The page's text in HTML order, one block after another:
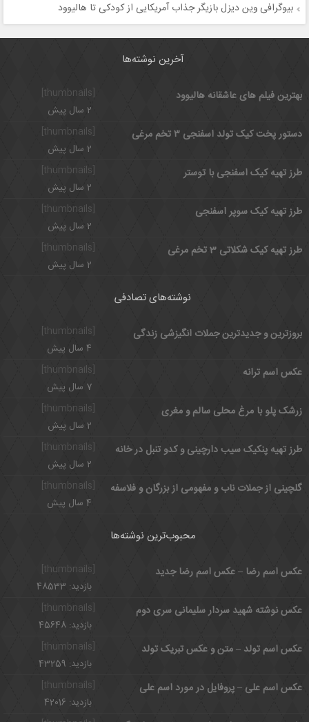
بیوگرافی وین دیزل بازیگر جذاب آمریکایی از کودکی تا هالیوود
آخرین نوشته‌ها
بهترین فیلم های عاشقانه هالیوود
2 سال پیش
[thumbnails]
دستور پخت کیک تولد اسفنجی ۳ تخم مرغی
2 سال پیش
طرز تهیه کیک اسفنجی با توستر
2 سال پیش
[thumbnails]
طرز تهیه کیک سوپر اسفنجی
2 سال پیش
طرز تهیه کیک شکلاتی 3 تخم مرغی
2 سال پیش
نوشته‌های تصادفی
[thumbnails] بروزترین و جدیدترین جملات انگیزشی زندگی
4 سال پیش
عکس اسم ترانه
7 سال پیش
[thumbnails]
زرشک پلو با مرغ محلی سالم و مغری
2 سال پیش
طرز تهیه پنکیک سیب دارچینی و کدو تنبل در خانه
2 سال پیش
گلچینی از جملات ناب و مفهومی از بزرگان و فلاسفه
4 سال پیش
محبوب‌ترین نوشته‌ها
عکس اسم رضا – عکس اسم رضا جدید
بازدید: 48533
[thumbnails]
عکس نوشته شهید سردار سلیمانی سری دوم
بازدید: 45648
عکس اسم تولد – متن و عکس تبریک تولد
بازدید: 43259
عکس اسم علی – پروفایل در مورد اسم علی
بازدید: 42016